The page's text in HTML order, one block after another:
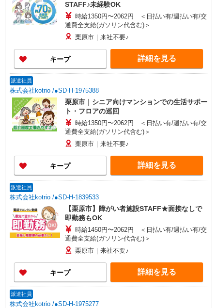
STAFF♪未経験OK
時給1350円〜2062円 ＜日払い有/週払い有/交
通費全支給(ガソリン代含む)＞
栗原市｜来社不要♪
キープ 詳細を見る
派遣社員
株式会社kotrio /●SD-H-1975388
栗原市｜シニア向けマンションでの生活サポー
ト・フロアの巡回
時給1350円〜2062円 ＜日払い有/週払い有/交
通費全支給(ガソリン代含む)＞
栗原市｜来社不要♪
キープ 詳細を見る
派遣社員
株式会社kotrio /●SD-H-1839533
【栗原市】障がい者施設STAFF★面接なしで
即勤務もOK
時給1450円〜2062円 ＜日払い有/週払い有/交
通費全支給(ガソリン代含む)＞
栗原市｜来社不要♪
キープ 詳細を見る
派遣社員
株式会社kotrio /●SD-H-1975277